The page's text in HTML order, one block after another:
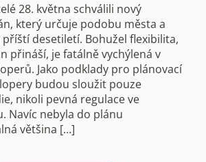
28. května schválili nový
který určuje podobu města a
desetiletí. Bohužel flexibilita,
přináší, je fatálně vychýlená v
Jako podklady pro plánovací
budou sloužit pouze
nikoli pevná regulace ve
Navíc nebyla do plánu
většina […]